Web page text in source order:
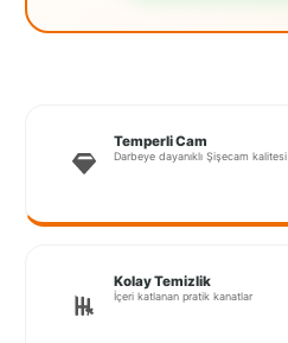
Temperli Cam
Darbeye dayanıklı Şişecam kalitesi
Kolay Temizlik
İçeri katlanan pratik kanatlar
Kocaeli
Muğla